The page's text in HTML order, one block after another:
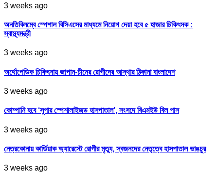
3 weeks ago
অনতিবিলম্বে স্পেশাল বিসিএসের মাধ্যমে নিয়োগ দেয়া হবে ৫ হাজার চিকিৎসক :
স্বাস্থ্যমন্ত্রী
3 weeks ago
অর্থোপেডিক চিকিৎসায় জাপান-চীনের রোগীদের আস্থার ঠিকানা বাংলাদেশ
3 weeks ago
কোম্পানি হবে ‘সুপার স্পেশালাইজড হাসপাতাল’, সংসদে বিএমইউ বিল পাস
3 weeks ago
নেত্রকোনায় কার্ডিয়াক অ্যারেস্টে রোগীর মৃত্যু, স্বজনদের নেতৃত্বে হাসপাতাল ভাঙচুর
3 weeks ago